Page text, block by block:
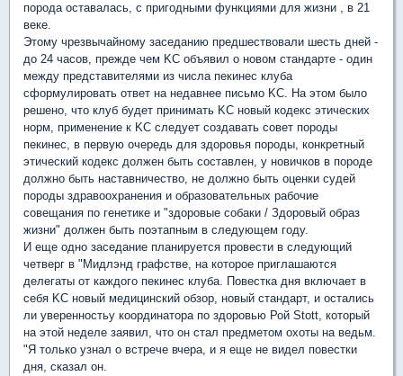
порода оставалась, с пригодными функциями для жизни , в 21
веке.
Этому чрезвычайному заседанию предшествовали шесть дней -
до 24 часов, прежде чем KC объявил о новом стандарте - один
между представителями из числа пекинес клуба
сформулировать ответ на недавнее письмо KC. На этом было
решено, что клуб будет принимать KC новый кодекс этических
норм, применение к KC следует создавать совет породы
пекинес, в первую очередь для здоровья породы, конкретный
этический кодекс должен быть составлен, у новичков в породе
должно быть наставничество, не должно быть оценки судей
породы здравоохранения и образовательных рабочие
совещания по генетике и "здоровые собаки / Здоровый образ
жизни" должен быть поэтапным в следующем году.
И еще одно заседание планируется провести в следующий
четверг в "Мидлэнд графстве, на которое приглашаются
делегаты от каждого пекинес клуба. Повестка дня включает в
себя KC новый медицинский обзор, новый стандарт, и остались
ли уверенностьу координатора по здоровью Рой Stott, который
на этой неделе заявил, что он стал предметом охоты на ведьм.
"Я только узнал о встрече вчера, и я еще не видел повестки
дня, сказал он.